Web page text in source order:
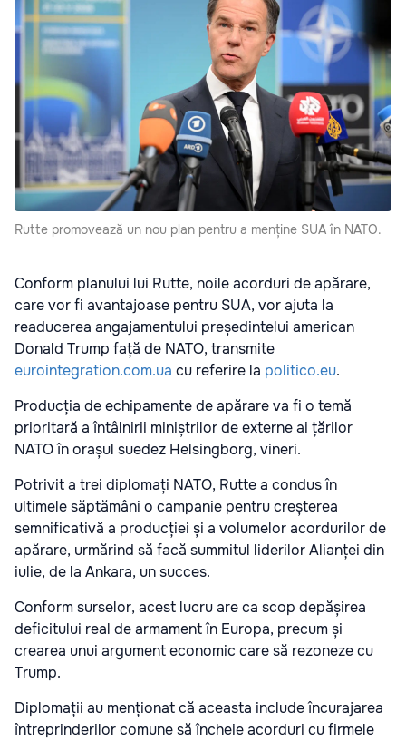
Rutte promovează un nou plan pentru a menține SUA în NATO.
Conform planului lui Rutte, noile acorduri de apărare,
care vor fi avantajoase pentru SUA, vor ajuta la
readucerea angajamentului președintelui american
Donald Trump față de NATO, transmite
eurointegration.com.ua cu referire la politico.eu.
Producția de echipamente de apărare va fi o temă
prioritară a întâlnirii miniștrilor de externe ai țărilor
NATO în orașul suedez Helsingborg, vineri.
Potrivit a trei diplomați NATO, Rutte a condus în
ultimele săptămâni o campanie pentru creșterea
semnificativă a producției și a volumelor acordurilor de
apărare, urmărind să facă summitul liderilor Alianței din
iulie, de la Ankara, un succes.
Conform surselor, acest lucru are ca scop depășirea
deficitului real de armament în Europa, precum și
crearea unui argument economic care să rezoneze cu
Trump.
Diplomații au menționat că aceasta include încurajarea
întreprinderilor comune să încheie acorduri cu firmele